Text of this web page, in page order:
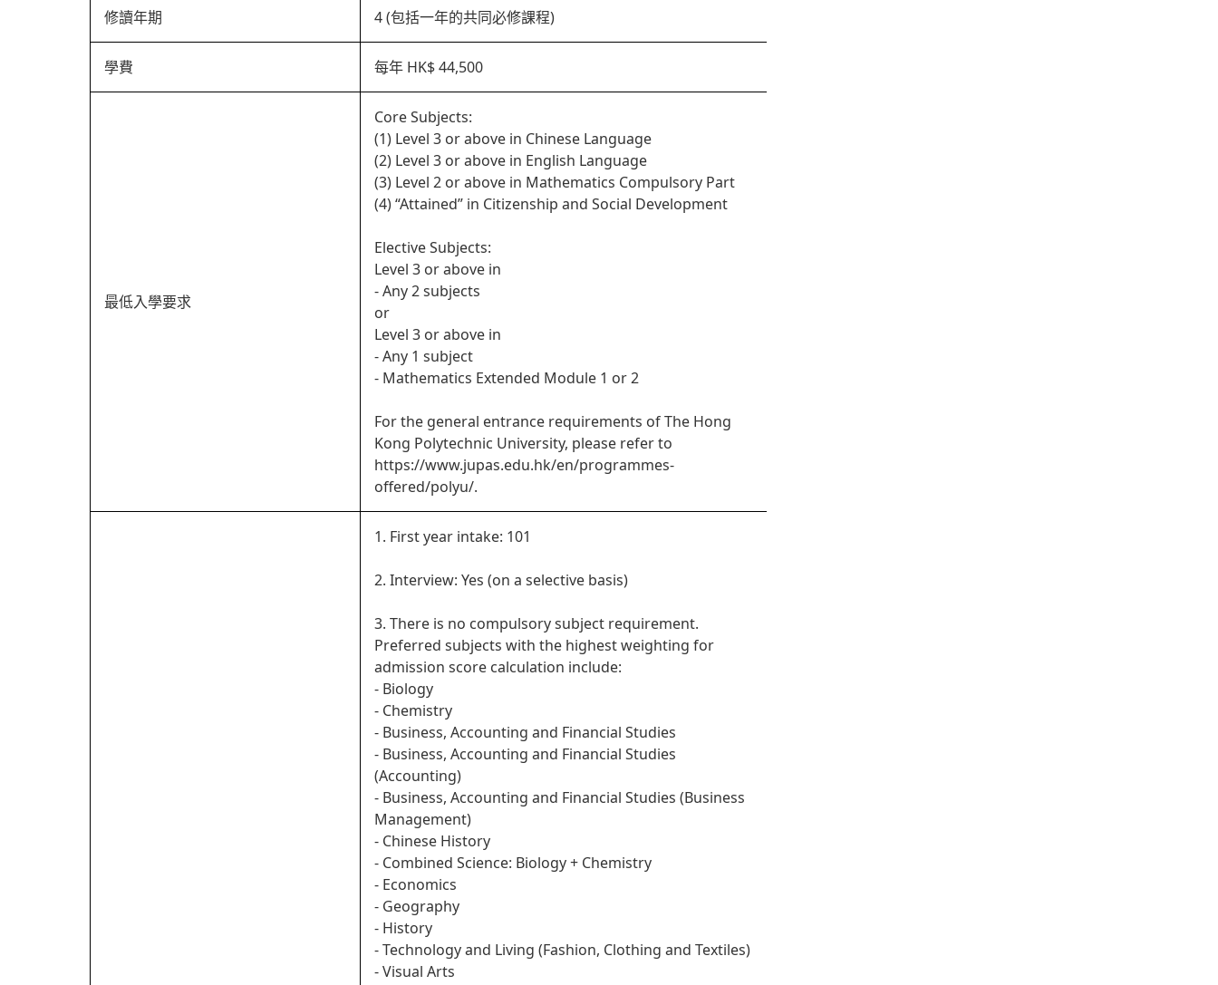
修讀年期 4 (包括一年的共同必修課程)
學費 每年 HK$ 44,500
最低入學要求
Core Subjects:
(1) Level 3 or above in Chinese Language
(2) Level 3 or above in English Language
(3) Level 2 or above in Mathematics Compulsory Part
(4) “Attained” in Citizenship and Social Development
Elective Subjects:
Level 3 or above in
- Any 2 subjects
or
Level 3 or above in
- Any 1 subject
- Mathematics Extended Module 1 or 2
For the general entrance requirements of The Hong
Kong Polytechnic University, please refer to
https://www.jupas.edu.hk/en/programmes-
offered/polyu/.
1. First year intake: 101
2. Interview: Yes (on a selective basis)
3. There is no compulsory subject requirement.
Preferred subjects with the highest weighting for
admission score calculation include:
- Biology
- Chemistry
- Business, Accounting and Financial Studies
- Business, Accounting and Financial Studies
(Accounting)
- Business, Accounting and Financial Studies (Business
Management)
- Chinese History
- Combined Science: Biology + Chemistry
- Economics
- Geography
- History
- Technology and Living (Fashion, Clothing and Textiles)
- Visual Arts